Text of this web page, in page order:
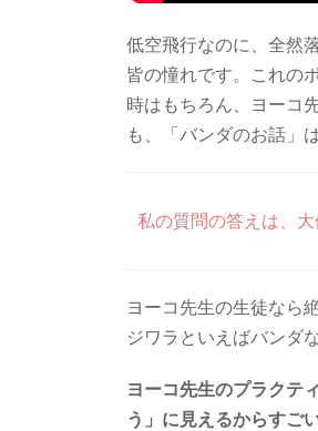
低空飛行なのに、全然
皆の憧れです。これの
時はもちろん、ヨーコ
も、「バンダのお話」
私の質問の答えは、
ヨーコ先生の生徒なら
ジワラといえばバンダ
ヨーコ先生のプラクテ
う」に見えるからすご